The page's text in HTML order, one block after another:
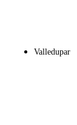
Valledupar